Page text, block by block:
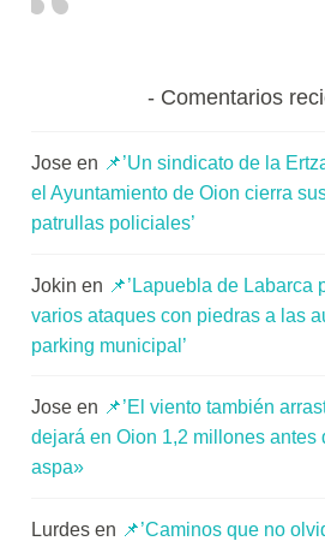
Comentarios
Jose en 📌’Un sindicato de la
el Ayuntamiento de Oion cierra
patrullas policiales’
Jokin en 📌’Lapuebla de Labarca
varios ataques con piedras a las
parking municipal’
Jose en 📌’El viento también
dejará en Oion 1,2 millones antes
aspa»
Lurdes en 📌’Caminos que no